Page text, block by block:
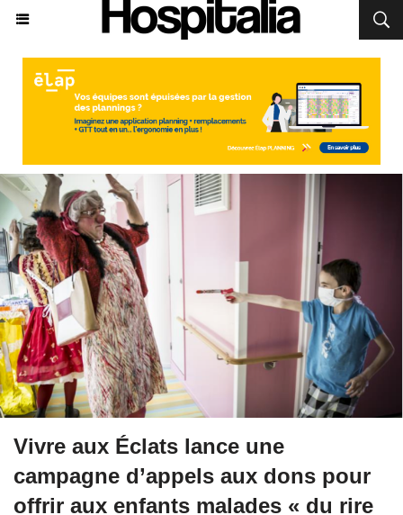
Vivre aux Éclats lance une
campagne d’appels aux dons pour
offrir aux enfants malades « du rire